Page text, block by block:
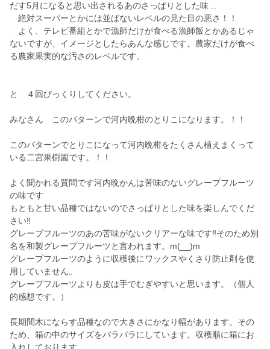
だす5月になると思い出されるあのさっぱりとした味…
絶対スーパーとかには並ばないレベルの見た目の悪さ！！
よく、テレビ番組とかで漁師だけが食べる漁師飯とかあるじゃ
ないですが、イメージとしたらあんな感じです。農家だけが食べ
る農家果実的な汚さのレベルです。
と ４回びっくりしてください。
みなさん このパターンで河内晩柑のとりこになります。！！
このパターンでとりこになって河内晩柑をたくさん植えまくって
いる二宮果樹園です。！！
よく聞かれる質問です河内晩かんは苦味のないグレープフルーツ
の味です
もともと甘い品種ではないのでさっぱりとした味を楽しんでくだ
さい‼️
グレープフルーツのあの苦味がないクリアーな味です‼️そのため別
名を和製グレープフルーツと言われます。m(__)m
グレープフルーツのように収穫後にワックスやくさり防止剤を使
用していません。
グレープフルーツよりも皮は手でむぎやすいと思います。（個人
的感想です。）
長期間木にならす品種なので大きさにかなり幅があります。その
ため、箱の中のサイズをバラバラにしています。収穫順に箱にお